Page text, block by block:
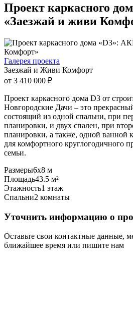
Проект каркасного
«Заезжай и живи
Галерея проекта
Заезжай и Живи Комфорт
от 3 410 000 ₽
Проект каркасного дома D3 от
Новгородские Дачи – это
состоящий из одной спальни, при
планировки, и двух спален, при
планировки, а также, одной ванной
для комфортного круглогодичного
семьи.
Размеры6х8 м
Площадь43.5 м²
Этажность1 этаж
Спальни2 комнаты
Уточнить информацию о
Оставьте свои контактные данные,
ближайшее время или пишите нам